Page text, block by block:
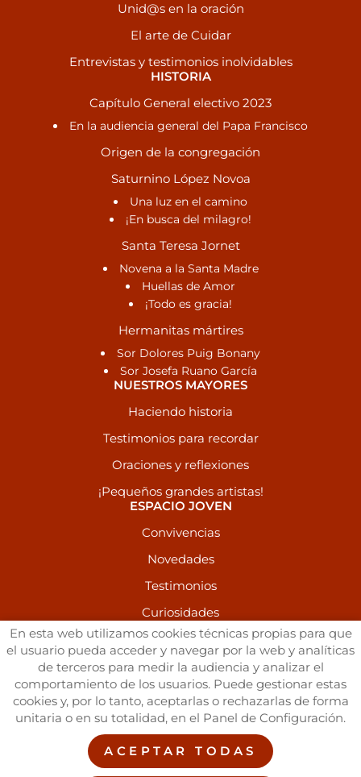
En esta web utilizamos cookies técnicas propias para que
el usuario pueda acceder y navegar por la web y analíticas
de terceros para medir la audiencia y analizar el
comportamiento de los usuarios. Puede gestionar estas
cookies y, por lo tanto, aceptarlas o rechazarlas de forma
unitaria o en su totalidad, en el Panel de Configuración.
ACEPTAR TODAS
Unid@s en la oración
El arte de Cuidar
Entrevistas y testimonios inolvidables
HISTORIA
Capítulo General electivo 2023
En la audiencia general del Papa Francisco
Origen de la congregación
Saturnino López Novoa
Una luz en el camino
¡En busca del milagro!
Santa Teresa Jornet
Novena a la Santa Madre
Huellas de Amor
¡Todo es gracia!
Hermanitas mártires
Sor Dolores Puig Bonany
Sor Josefa Ruano García
NUESTROS MAYORES
Haciendo historia
Testimonios para recordar
Oraciones y reflexiones
¡Pequeños grandes artistas!
ESPACIO JOVEN
Convivencias
Novedades
Testimonios
Curiosidades
RECURSOS
Publicaciones
Galería de Imágenes
Vídeos
Enlaces de interés